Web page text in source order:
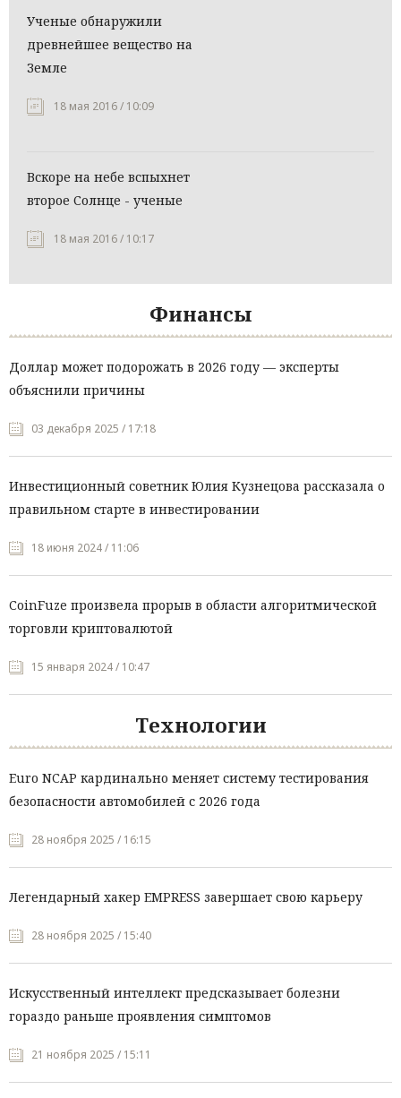
Ученые обнаружили
древнейшее вещество на
Земле
18 мая 2016 / 10:09
Вскоре на небе вспыхнет
второе Солнце - ученые
18 мая 2016 / 10:17
Финансы
Доллар может подорожать в 2026 году — эксперты
объяснили причины
03 декабря 2025 / 17:18
Инвестиционный советник Юлия Кузнецова рассказала о
правильном старте в инвестировании
18 июня 2024 / 11:06
CoinFuze произвела прорыв в области алгоритмической
торговли криптовалютой
15 января 2024 / 10:47
Технологии
Euro NCAP кардинально меняет систему тестирования
безопасности автомобилей с 2026 года
28 ноября 2025 / 16:15
Легендарный хакер EMPRESS завершает свою карьеру
28 ноября 2025 / 15:40
Искусственный интеллект предсказывает болезни
гораздо раньше проявления симптомов
21 ноября 2025 / 15:11